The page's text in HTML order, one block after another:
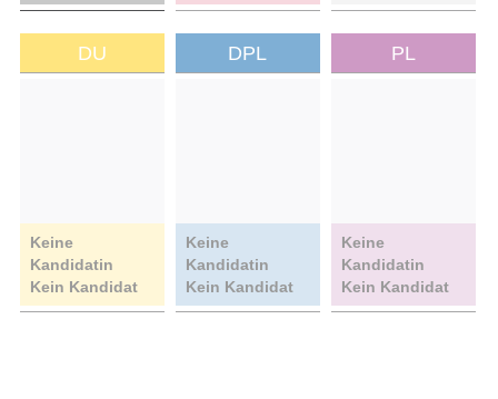
DU
Keine
Kandidatin
Kein Kandidat
DPL
Keine
Kandidatin
Kein Kandidat
PL
Keine
Kandidatin
Kein Kandidat